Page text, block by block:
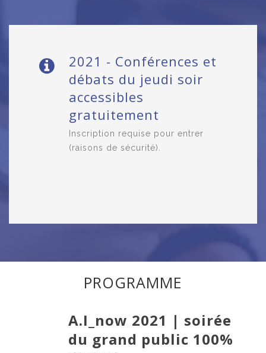
2021 - Conférences et
débats du jeudi soir
accessibles
gratuitement
Inscription requise pour entrer
(raisons de sécurité).
PROGRAMME
A.I_now 2021 | soirée
du grand public 100%